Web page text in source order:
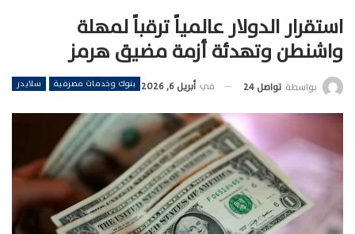
استقرار الدولار عالمياً ترقباً لمهلة
واشنطن وتهدئة أزمة مضيق هرمز
بنوك وخدمات مصرفية سلايدر بواسطة تواصل 24 في أبريل 6, 2026